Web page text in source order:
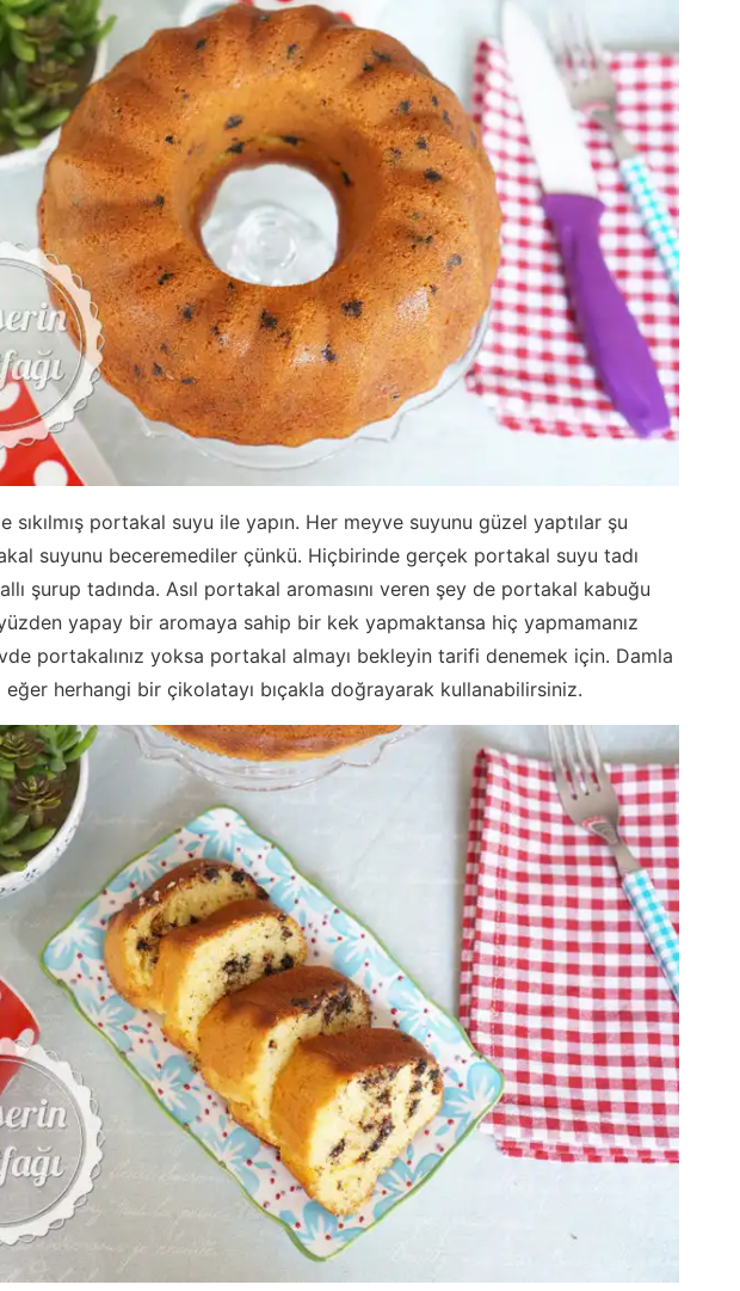
sıkılmış portakal suyu ile yapın. Her meyve suyunu güzel yaptılar şu
suyunu beceremediler çünkü. Hiçbirinde gerçek portakal suyu tadı
şurup tadında. Asıl portakal aromasını veren şey de portakal kabuğu
yapay bir aromaya sahip bir kek yapmaktansa hiç yapmamanız
portakalınız yoksa portakal almayı bekleyin tarifi denemek için. Damla
eğer herhangi bir çikolatayı bıçakla doğrayarak kullanabilirsiniz.